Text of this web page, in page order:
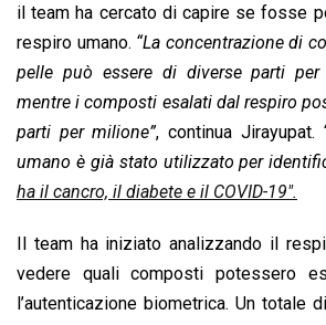
il team ha cercato di capire se fosse
respiro umano. “La concentrazione di
pelle può essere di diverse parti
mentre i composti esalati dal respiro
parti per milione”, continua Jirayupat.
umano è già stato utilizzato per
ha il cancro, il diabete e il COVID-19″.
Il team ha iniziato analizzando il
vedere quali composti potessero
l’autenticazione biometrica. Un totale